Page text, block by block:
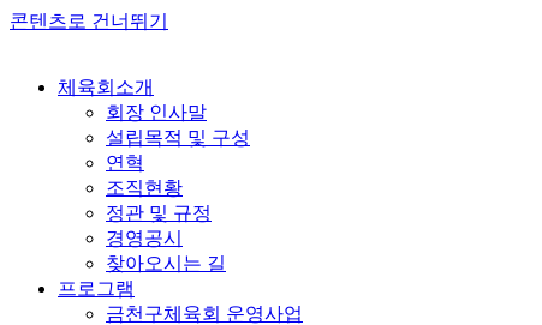
콘텐츠로 건너뛰기
체육회소개
회장 인사말
설립목적 및 구성
연혁
조직현황
정관 및 규정
경영공시
찾아오시는 길
프로그램
금천구체육회 운영사업